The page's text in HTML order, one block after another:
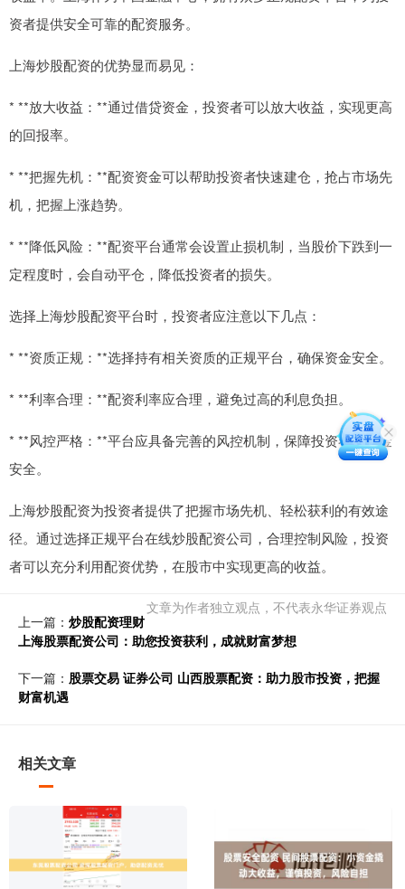
资者提供安全可靠的配资服务。
上海炒股配资的优势显而易见：
* **放大收益：**通过借贷资金，投资者可以放大收益，实现更高
的回报率。
* **把握先机：**配资资金可以帮助投资者快速建仓，抢占市场先
机，把握上涨趋势。
* **降低风险：**配资平台通常会设置止损机制，当股价下跌到一
定程度时，会自动平仓，降低投资者的损失。
选择上海炒股配资平台时，投资者应注意以下几点：
* **资质正规：**选择持有相关资质的正规平台，确保资金安全。
* **利率合理：**配资利率应合理，避免过高的利息负担。
* **风控严格：**平台应具备完善的风控机制，保障投资者的资金
安全。
上海炒股配资为投资者提供了把握市场先机、轻松获利的有效途
径。通过选择正规平台在线炒股配资公司，合理控制风险，投资
者可以充分利用配资优势，在股市中实现更高的收益。
文章为作者独立观点，不代表永华证券观点
上一篇： 炒股配资理财
上海股票配资公司：助您投资获利，成就财富梦想
下一篇： 股票交易 证券公司 山西股票配资：助力股市投资，把握
财富机遇
相关文章